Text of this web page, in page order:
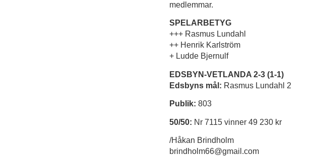
medlemmar.
SPELARBETYG
+++ Rasmus Lundahl
++ Henrik Karlström
+ Ludde Bjernulf
EDSBYN-VETLANDA 2-3 (1-1)
Edsbyns mål: Rasmus Lundahl 2
Publik: 803
50/50: Nr 7115 vinner 49 230 kr
/Håkan Brindholm
brindholm66@gmail.com